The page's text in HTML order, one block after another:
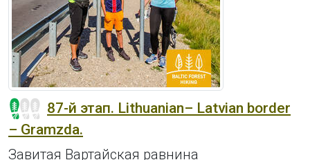
87-й этап. Lithuanian– Latvian border
– Gramzda.
Завитая Вартайская равнина